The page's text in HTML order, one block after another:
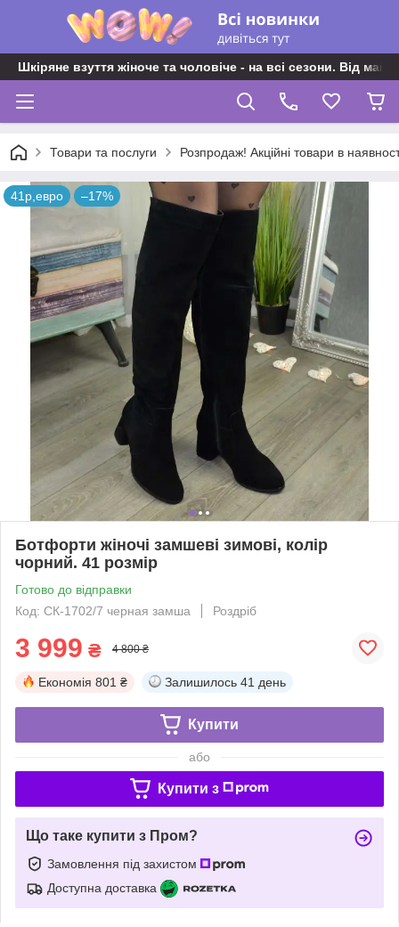
Шкіряне взуття жіноче та чоловіче - на всі сезони. Від
Товари та послуги Розпродаж! Акційні товари в
41р,евро –17%
Ботфорти жіночі замшеві зимові, колір
чорний. 41 розмір
Готово до відправки
Код: СК-1702/7 черная замша
Роздріб
3 999 ₴ 4 800 ₴
Економія 801 ₴ Залишилось 41 день
Купити
або
Купити з
Що таке купити з Пром?
Замовлення під захистом
Доступна доставка